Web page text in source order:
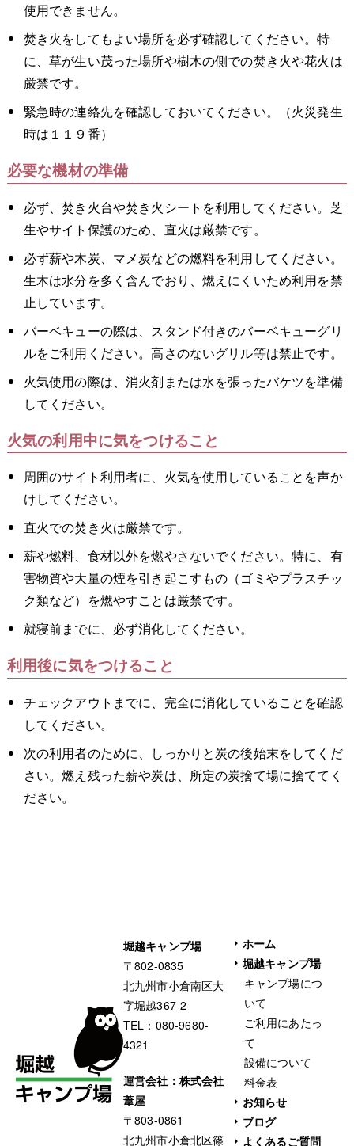
使用できません。
焚き火をしてもよい場所を必ず確認してください。特
に、草が生い茂った場所や樹木の側での焚き火や花火は
厳禁です。
緊急時の連絡先を確認しておいてください。（火災発生
時は１１９番）
必要な機材の準備
必ず、焚き火台や焚き火シートを利用してください。芝
生やサイト保護のため、直火は厳禁です。
必ず薪や木炭、マメ炭などの燃料を利用してください。
生木は水分を多く含んでおり、燃えにくいため利用を禁
止しています。
バーベキューの際は、スタンド付きのバーベキューグリ
ルをご利用ください。高さのないグリル等は禁止です。
火気使用の際は、消火剤または水を張ったバケツを準備
してください。
火気の利用中に気をつけること
周囲のサイト利用者に、火気を使用していることを声か
けしてください。
直火での焚き火は厳禁です。
薪や燃料、食材以外を燃やさないでください。特に、有
害物質や大量の煙を引き起こすもの（ゴミやプラスチッ
ク類など）を燃やすことは厳禁です。
就寝前までに、必ず消化してください。
利用後に気をつけること
チェックアウトまでに、完全に消化していることを確認
してください。
次の利用者のために、しっかりと炭の後始末をしてくだ
さい。燃え残った薪や炭は、所定の炭捨て場に捨ててく
ださい。
堀越キャンプ場
〒802-0835
北九州市小倉南区大
字堀越367-2
TEL： 080-9680-
4321
運営会社：株式会社
葦屋
〒803-0861
北九州市小倉北区篠
ホーム
堀越キャンプ場
キャンプ場につ
いて
ご利用にあたっ
て
設備について
料金表
お知らせ
ブログ
よくあるご質問